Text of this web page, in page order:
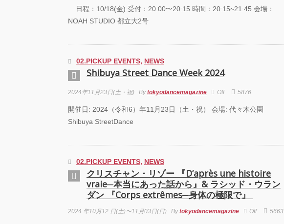
Field Project ダンス
公演「動態 ‒
KADOKAWA
GREATEST SHOW
FINAL 2DAYS
Zabu
TOUR』
FESTIVAL 20th
Anniversary」レポ
ート！
日程：10/18(金) 受付：20:00〜20:15 時間：20:15~21:45 会場：
NOAH STUDIO 都立大2号
02.PICKUP EVENTS, NEWS
Shibuya Street Dance Week 2024
2024年11月23日(土・祝) Bytokyodancemagazine Off 5876
開催日: 2024（令和6）年11月23日（土・祝） 会場: 代々木公園
Shibuya StreetDance
02.PICKUP EVENTS, NEWS
クリスチャン・リゾー 『D’après une histoire
vraie─本当にあった話から』& ラシッド・ウラン
ダン 『Corps extrêmes─身体の極限で』
2024 年10月12 日(土)〜11月03日(日) Bytokyodancemagazine Off 5663